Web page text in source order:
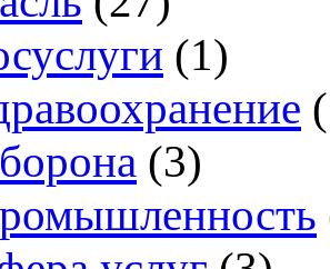
(1)
(3)